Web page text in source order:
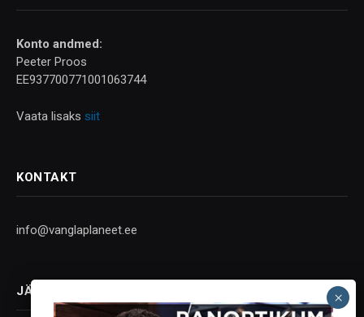
Konto andmed:
Peeter Proos
EE937700771001063744
Vaata lisaks siit
KONTAKT
info@vanglaplaneet.ee
JÄLGI SOTSIAALMEEDIAS